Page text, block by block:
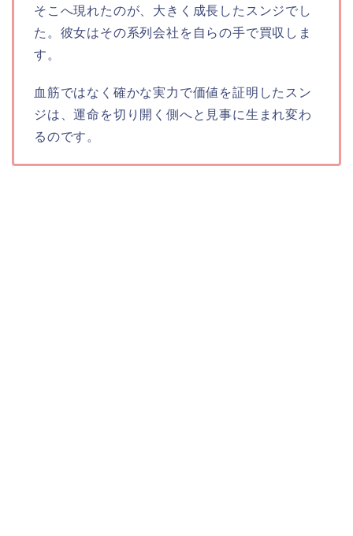
そこへ現れたのが、大きく成長したスンジでし
た。彼女はその系列会社を自らの手で買収しま
す。
血筋ではなく確かな実力で価値を証明したスン
ジは、運命を切り開く側へと見事に生まれ変わ
るのです。